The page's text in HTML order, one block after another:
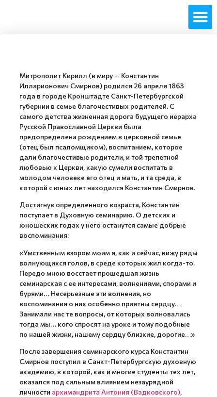
Митрополит Кирилл (в миру — Константин
Илларионович Смирнов) родился 26 апреля 1863
года в городе Кронштадте Санкт-Петербургской
губернии в семье благочестивых родителей. С
самого детства жизненная дорога будущего иерарха
Русской Православной Церкви была
предопределена рождением в церковной семье
(отец был псаломщиком), воспитанием, которое
дали благочестивые родители, и той трепетной
любовью к Церкви, какую сумели воспитать в
молодом человеке его отец и мать, и та среда, в
которой с юных лет находился Константин Смирнов.
Достигнув определенного возраста, Константин
поступает в Духовную семинарию. О детских и
юношеских годах у него останутся самые добрые
воспоминания:
«Умственным взором моим я, как и сейчас, вижу ряды
волнующихся голов, в среде которых жил когда-то.
Передо мною восстает прошедшая жизнь
семинарская с ее интересами, волнениями, спорами и
бурями… Несерьезные эти волнения, но
воспоминания о них особенно приятны сердцу…
Занимали нас те вопросы, от которых волновались
тогда мы… кого спросят на уроке и тому подобные
по нашей жизни, нашему сердцу близкие, дорогие…»
После завершения семинарского курса Константин
Смирнов поступил в Санкт-Петербургскую духовную
академию, в которой, как и многие студенты тех лет,
оказался под сильным влиянием незаурядной
личности архимандрита Антония (Вадковского),